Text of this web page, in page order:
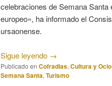
celebraciones de Semana Santa
europeo», ha informado el
ursaonense.
Sigue leyendo →
Publicado en Cofradias, Cultura y Ocio
Semana Santa, Turismo